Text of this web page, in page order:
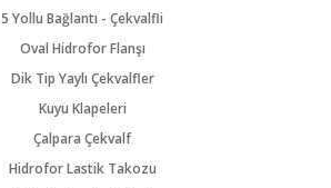
5 Yollu Bağlantı - Çekvalfli
Oval Hidrofor Flanşı
Dik Tip Yaylı Çekvalfler
Kuyu Klapeleri
Çalpara Çekvalf
Hidrofor Lastik Takozu